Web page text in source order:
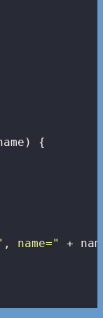
{
name="
+